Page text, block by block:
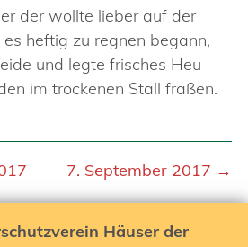
der wollte lieber auf der
heftig zu regnen begann,
und legte frisches Heu
im trockenen Stall fraßen.
7. September 2017 →
Häuser der